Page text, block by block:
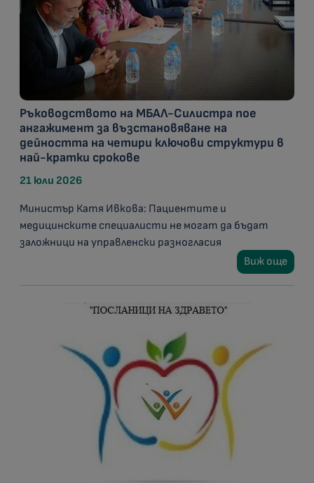
Ръководството на МБАЛ-Силистра пое
ангажимент за възстановяване на
дейността на четири ключови структури в
най-кратки срокове
21 юли 2026
Министър Катя Ивкова: Пациентите и
медицинските специалисти не могат да бъдат
заложници на управленски разногласия
Виж още